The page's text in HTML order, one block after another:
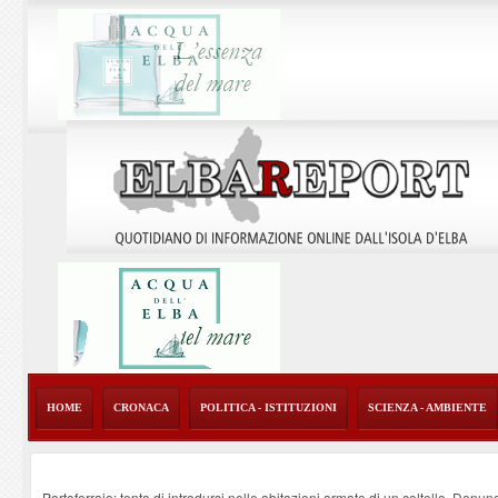
HOME CRONACA POLITICA - ISTITUZIONI SCIENZA - AMBIENTE